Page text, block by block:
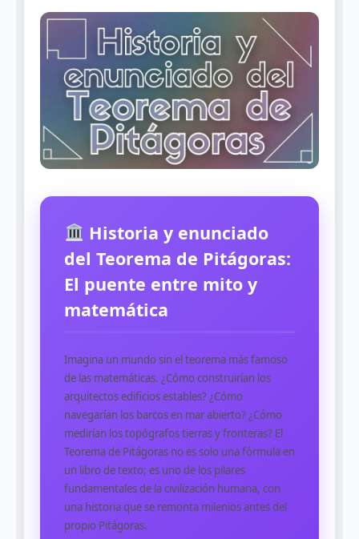
Historia y enunciado
del Teorema de Pitágoras:
El puente entre mito y
matemática
Imagina un mundo sin el teorema más famoso
de las matemáticas. ¿Cómo construirían los
arquitectos edificios estables? ¿Cómo
navegarían los barcos en mar abierto? ¿Cómo
medirían los topógrafos tierras y fronteras? El
Teorema de Pitágoras no es solo una fórmula en
un libro de texto; es uno de los pilares
fundamentales de la civilización humana, con
una historia que se remonta milenios antes del
propio Pitágoras.